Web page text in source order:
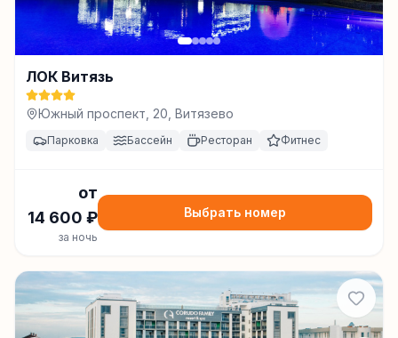
ЛОК Витязь
Южный проспект, 20, Витязево
Парковка Бассейн Ресторан Фитнес
от
14 600 ₽
за ночь
Выбрать номер